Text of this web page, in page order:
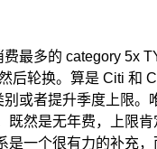
最多的 category 5x
后轮换。算是 Citi 和
或者提升季度上限
既然是无年费，上限
是一个很有力的补充